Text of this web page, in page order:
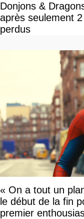
Donjons &
après seulement
perdus
« On a tout un
le début de la fin
premier